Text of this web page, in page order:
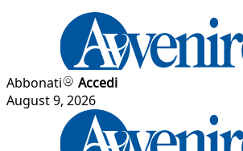
Abbonati
Accedi
August 9, 2026